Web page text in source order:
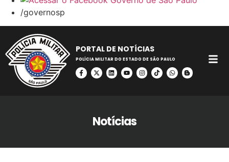
/governosp
PORTAL DE NOTÍCIAS
POLÍCIA MILITAR DO ESTADO DE SÃO PAULO
Notícias